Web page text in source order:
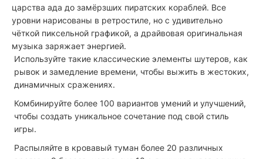
царства ада до замёрзших пиратских кораблей. Все
уровни нарисованы в ретростиле, но с удивительно
чёткой пиксельной графикой, а драйвовая оригинальная
музыка заряжает энергией.
Используйте такие классические элементы шутеров, как
рывок и замедление времени, чтобы выжить в жестоких,
динамичных сражениях.
Комбинируйте более 100 вариантов умений и улучшений,
чтобы создать уникальное сочетание под свой стиль
игры.
Распыляйте в кровавый туман более 20 различных